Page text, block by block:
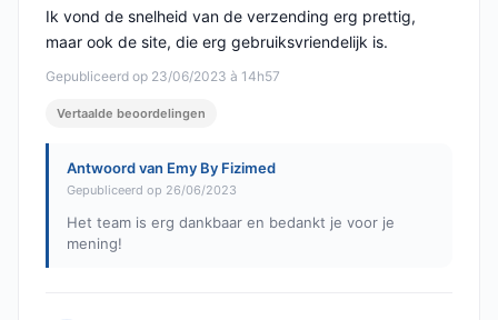
Gepubliceerd op 23/06/2023 à 14h57
Ik vond de snelheid van de verzending erg prettig,
maar ook de site, die erg gebruiksvriendelijk is.
Vertaalde beoordelingen
Antwoord van Emy By Fizimed
Gepubliceerd op 26/06/2023
Het team is erg dankbaar en bedankt je voor je
mening!